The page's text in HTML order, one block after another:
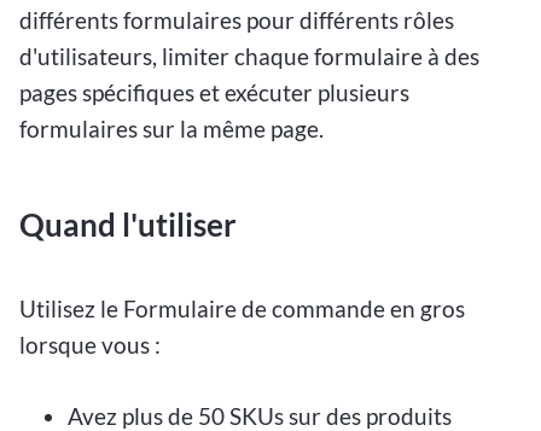
différents formulaires pour différents rôles
d'utilisateurs, limiter chaque formulaire à des
pages spécifiques et exécuter plusieurs
formulaires sur la même page.
Quand l'utiliser
Utilisez le Formulaire de commande en gros
lorsque vous :
Avez plus de 50 SKUs sur des produits